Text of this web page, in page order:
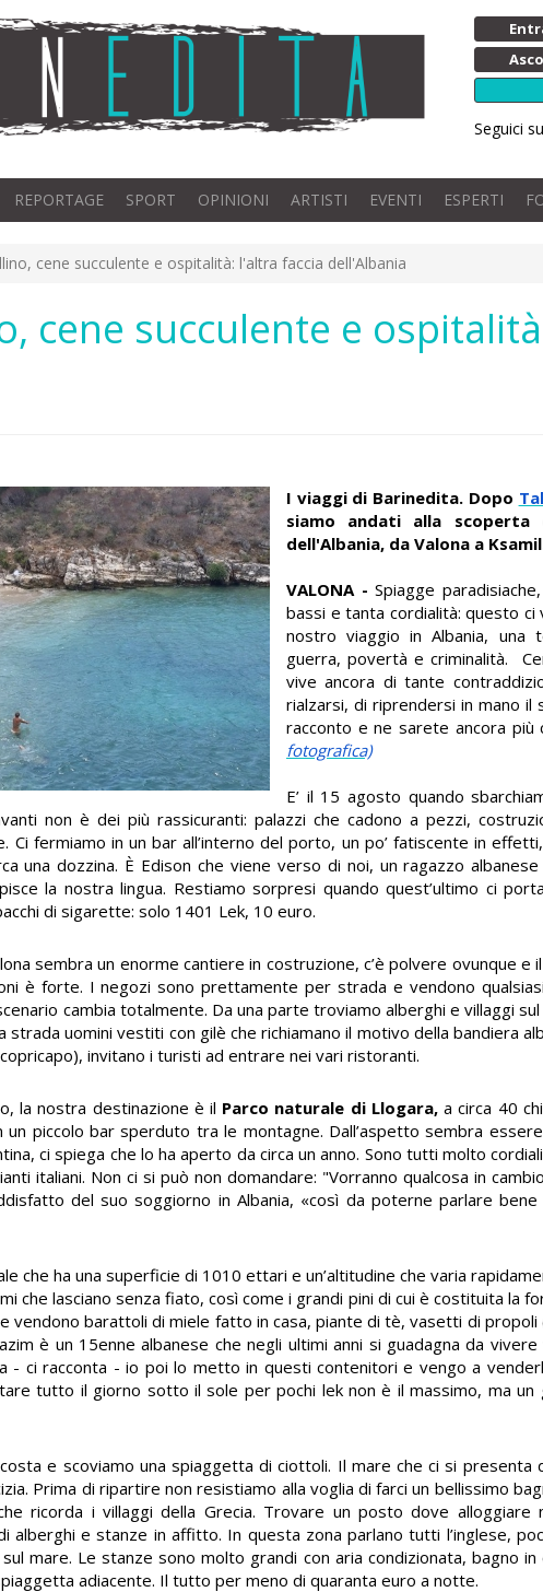
Seguici su
REPORTAGE SPORT OPINIONI ARTISTI EVENTI ESPERTI
cene succulente e ospitalità: l'altra faccia dell'Albania
cene succulente e
I viaggi di Barinedita. Dopo
siamo andati alla scoperta
dell'Albania, da Valona a
VALONA -Spiagge
bassi e tanta cordialità: questo ci
nostro viaggio in Albania, una
guerra, povertà e criminalità.
vive ancora di tante
rialzarsi, di riprendersi in mano
racconto e ne sarete ancora più
fotografica)
E’ il 15 agosto quando
non è dei più rassicuranti: palazzi che cadono a pezzi,
Ci fermiamo in un bar all’interno del porto, un po’ fatiscente in
una dozzina. È Edison che viene verso di noi, un ragazzo
la nostra lingua. Restiamo sorpresi quando quest’ultimo ci
di sigarette: solo 1401 Lek, 10 euro.
sembra un enorme cantiere in costruzione, c’è polvere ovunque
è forte. I negozi sono prettamente per strada e vendono
cambia totalmente. Da una parte troviamo alberghi e villaggi
uomini vestiti con gilè che richiamano il motivo della bandiera
invitano i turisti ad entrare nei vari ristoranti.
la nostra destinazione è il Parco naturale di Llogara,a circa 40
un piccolo bar sperduto tra le montagne. Dall’aspetto sembra
ci spiega che lo ha aperto da circa un anno. Sono tutti molto
italiani. Non ci si può non domandare: "Vorranno qualcosa in
del suo soggiorno in Albania, «così da poterne parlare
che ha una superficie di 1010 ettari e un’altitudine che varia
che lasciano senza fiato, così come i grandi pini di cui è costituita la
vendono barattoli di miele fatto in casa, piante di tè, vasetti di
è un 15enne albanese che negli ultimi anni si guadagna da
- ci racconta - io poi lo metto in questi contenitori e vengo a
tutto il giorno sotto il sole per pochi lek non è il massimo, ma un
e scoviamo una spiaggetta di ciottoli. Il mare che ci si presenta
Prima di ripartire non resistiamo alla voglia di farci un bellissimo
ricorda i villaggi della Grecia. Trovare un posto dove alloggiare
e stanze in affitto. In questa zona parlano tutti l’inglese,
mare. Le stanze sono molto grandi con aria condizionata, bagno
adiacente. Il tutto per meno di quaranta euro a notte.